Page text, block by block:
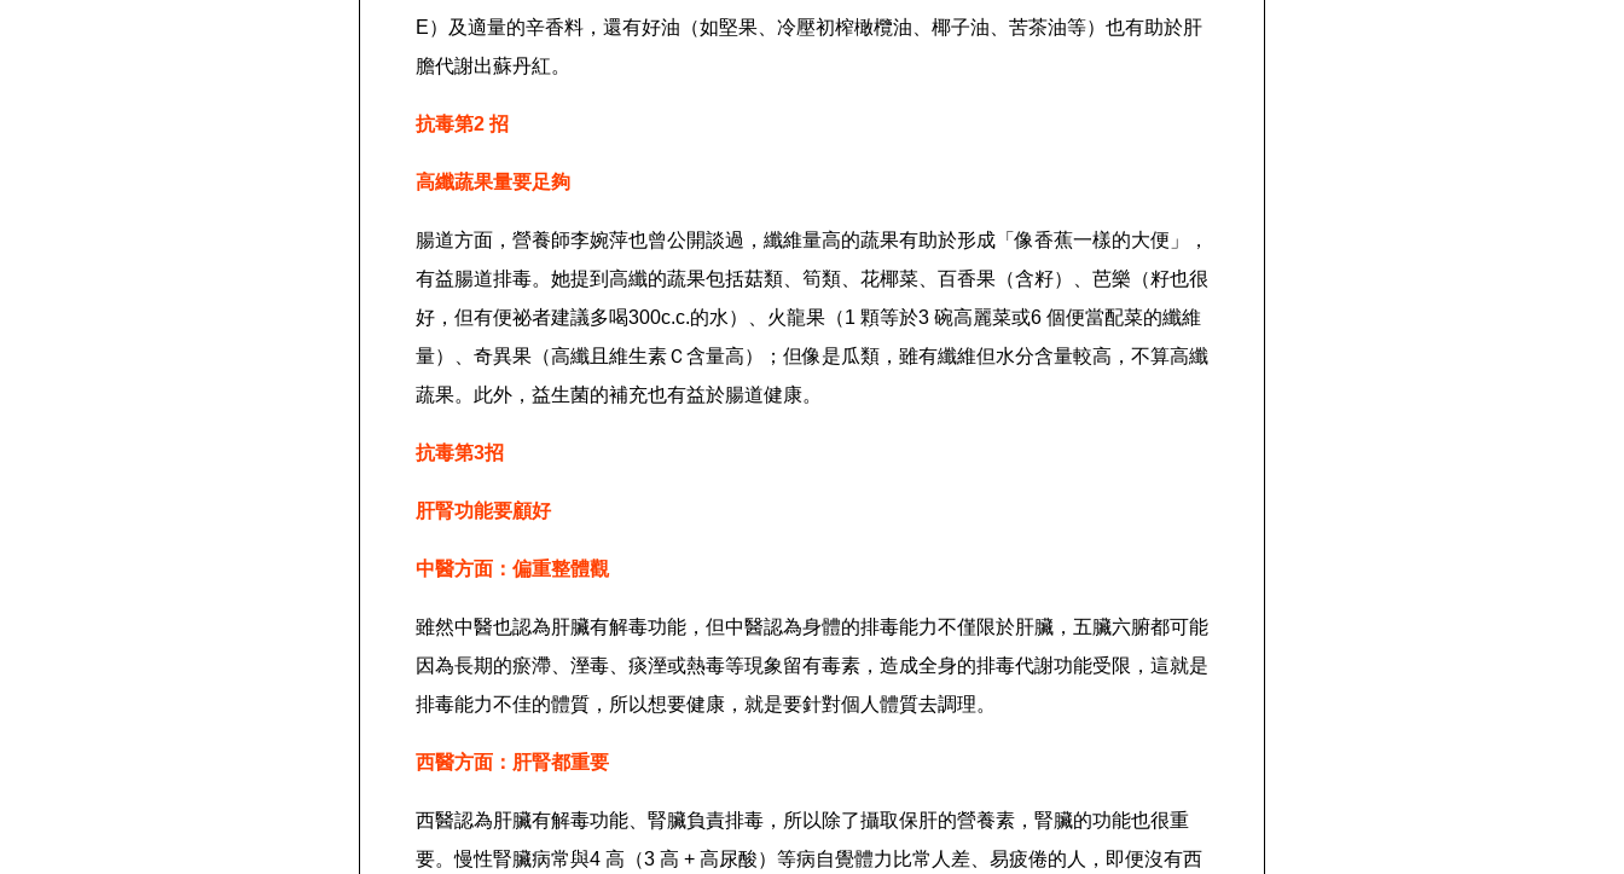
E）及適量的辛香料，還有好油（如堅果、冷壓初榨橄欖油、椰子油、苦茶油等）也有助於肝
膽代謝出蘇丹紅。
抗毒第2 招
高纖蔬果量要足夠
腸道方面，營養師李婉萍也曾公開談過，纖維量高的蔬果有助於形成「像香蕉一樣的大便」，
有益腸道排毒。她提到高纖的蔬果包括菇類、筍類、花椰菜、百香果（含籽）、芭樂（籽也很
好，但有便祕者建議多喝300c.c.的水）、火龍果（1 顆等於3 碗高麗菜或6 個便當配菜的纖維
量）、奇異果（高纖且維生素Ｃ含量高）；但像是瓜類，雖有纖維但水分含量較高，不算高纖
蔬果。此外，益生菌的補充也有益於腸道健康。
抗毒第3招
肝腎功能要顧好
中醫方面：偏重整體觀
雖然中醫也認為肝臟有解毒功能，但中醫認為身體的排毒能力不僅限於肝臟，五臟六腑都可能
因為長期的瘀滯、溼毒、痰溼或熱毒等現象留有毒素，造成全身的排毒代謝功能受限，這就是
排毒能力不佳的體質，所以想要健康，就是要針對個人體質去調理。
西醫方面：肝腎都重要
西醫認為肝臟有解毒功能、腎臟負責排毒，所以除了攝取保肝的營養素，腎臟的功能也很重
要。慢性腎臟病常與4 高（3 高 + 高尿酸）等病自覺體力比常人差、易疲倦的人，即便沒有西